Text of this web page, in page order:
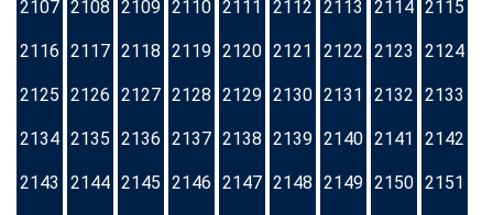
2107 2108 2109 2110 2111 2112 2113 2114 2115
2116 2117 2118 2119 2120 2121 2122 2123 2124
2125 2126 2127 2128 2129 2130 2131 2132 2133
2134 2135 2136 2137 2138 2139 2140 2141 2142
2143 2144 2145 2146 2147 2148 2149 2150 2151